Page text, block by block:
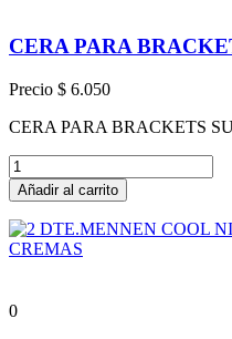
CERA PARA
Precio $ 6.050
CERA PARA BRACKETS
Añadir al carrito
0